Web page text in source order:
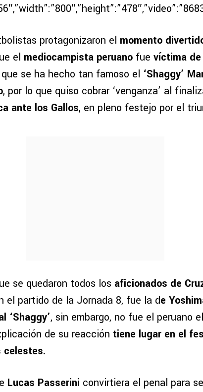
protagonizaron el momento
el mediocampista peruano fue víctima
se ha hecho tan famoso el ‘Shaggy’
, por lo que quiso cobrar ‘venganza’ al
ante los Gallos, en pleno festejo por el
se quedaron todos los aficionados de
el partido de la Jornada 8, fue la de
‘Shaggy’, sin embargo, no fue el peruano
de su reacción tiene lugar en el
celestes.
Lucas Passerini convirtiera el penal para